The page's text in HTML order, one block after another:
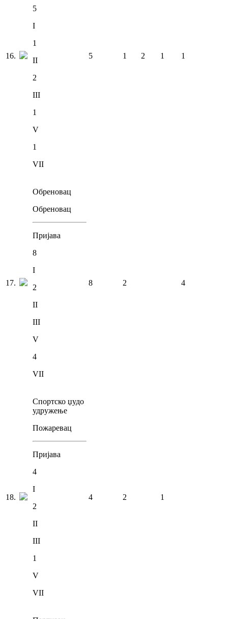
16.
5
I
1
II
2
III
1
V
1
VII
5 1 2 1 1
17.
Обреновац
Обреновац
Пријава
8
I
2
II
III
V
4
VII
8 2 4
18.
Спортско џудо
удружење
Пожаревац
Пријава
4
I
2
II
III
1
V
VII
4 2 1